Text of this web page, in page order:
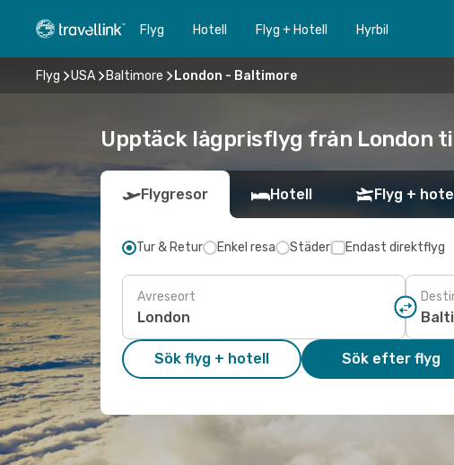
Flyg Hotell Flyg + Hotell Hyrbil
Flyg USA Baltimore London - Baltimore
Upptäck lågprisflyg från London
Flygresor Hotell Flyg +
Tur & Retur Enkel resa Städer Endast direktflyg
Avreseort
Sök flyg + hotell Sök efter flyg